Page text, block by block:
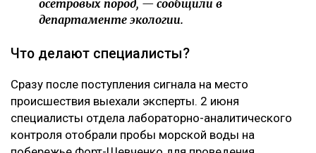
осетровых пород, — сообщили в
департаменте экологии.
Что делают специалисты?
Сразу после поступления сигнала на место
происшествия выехали эксперты. 2 июня
специалисты отдела лабораторно-аналитического
контроля отобрали пробы морской воды на